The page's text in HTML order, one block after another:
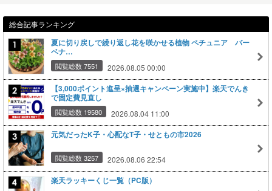
総合記事ランキング
夏に切り戻しで繰り返し花を咲かせる植物 ペチュニア バー
ベナ…
閲覧総数 7551 2026.08.05 00:00
【3,000ポイント進呈×抽選キャンペーン実施中】楽天でんき
で固定費見直し
閲覧総数 19580 2026.08.04 11:00
元気だったK子・心配なT子・せともの市2026
閲覧総数 3257 2026.08.06 22:54
楽天ラッキーくじ一覧（PC版）